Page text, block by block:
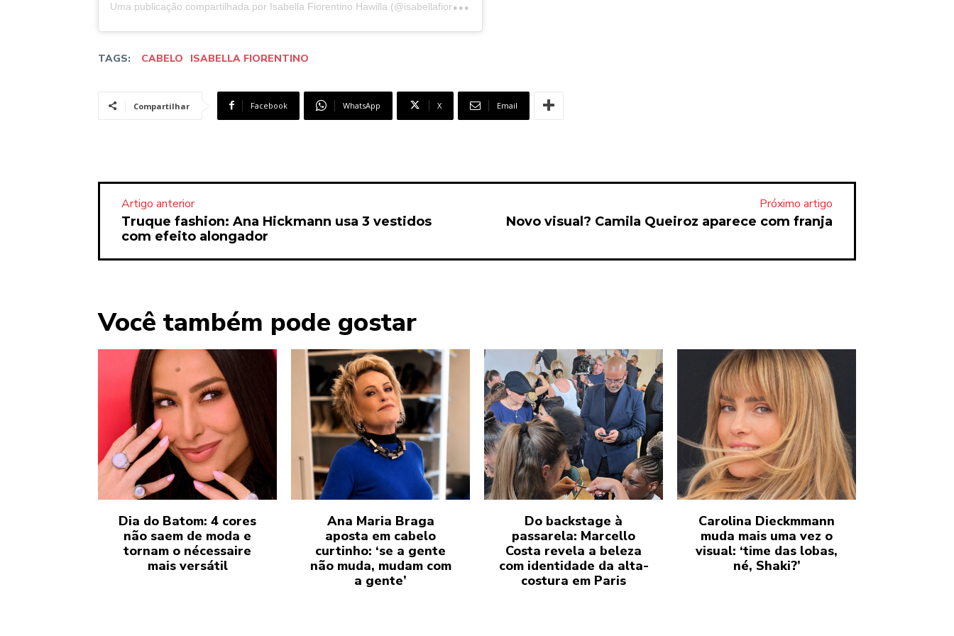
TAGS: CABELO ISABELLA FIORENTINO
Compartilhar Facebook WhatsApp X Email
Artigo anterior
Truque fashion: Ana Hickmann usa 3 vestidos
com efeito alongador
Próximo artigo
Novo visual? Camila Queiroz aparece com franja
Você também pode gostar
Dia do Batom: 4 cores
não saem de moda e
tornam o nécessaire
mais versátil
Ana Maria Braga
aposta em cabelo
curtinho: ‘se a gente
não muda, mudam com
a gente’
Do backstage à
passarela: Marcello
Costa revela a beleza
com identidade da alta-
costura em Paris
Carolina Dieckmmann
muda mais uma vez o
visual: ‘time das lobas,
né, Shaki?’